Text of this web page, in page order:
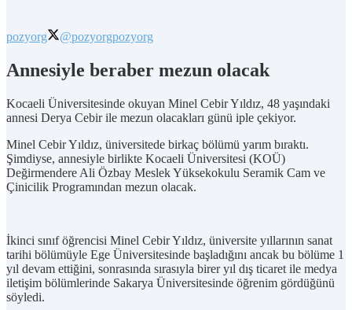
pozyorg @pozyorgpozyorg
Annesiyle beraber mezun olacak
Kocaeli Üniversitesinde okuyan Minel Cebir Yıldız, 48 yaşındaki
annesi Derya Cebir ile mezun olacakları günü iple çekiyor.
Minel Cebir Yıldız, üniversitede birkaç bölümü yarım bıraktı.
Şimdiyse, annesiyle birlikte Kocaeli Üniversitesi (KOÜ)
Değirmendere Ali Özbay Meslek Yüksekokulu Seramik Cam ve
Çinicilik Programından mezun olacak.
İkinci sınıf öğrencisi Minel Cebir Yıldız, üniversite yıllarının sanat
tarihi bölümüyle Ege Üniversitesinde başladığını ancak bu bölüme 1
yıl devam ettiğini, sonrasında sırasıyla birer yıl dış ticaret ile medya
iletişim bölümlerinde Sakarya Üniversitesinde öğrenim gördüğünü
söyledi.